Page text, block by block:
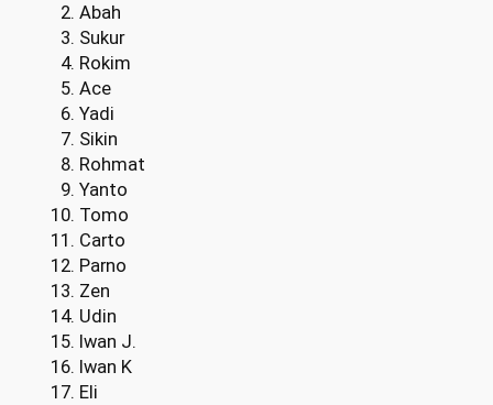
Abah
Sukur
Rokim
Ace
Yadi
Sikin
Rohmat
Yanto
Tomo
Carto
Parno
Zen
Udin
Iwan J.
Iwan K
Eli